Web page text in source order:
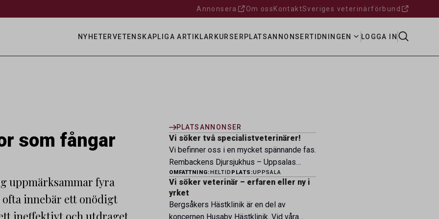
Annonsera Om oss KontaktSveriges veterinärförbund
NYHETERVETENSKAPLIGA ARTIKLAR KURSER PLATSANNONSERTIDNINGEN LOGGA IN
som fångar
uppmärksammar fyra
innebär ett onödigt
ineffektivt och utdraget
PLATSANNONSER
Vi söker två specialistveterinärer!
Vi befinner oss i en mycket spännande fas.
Rembackens Djursjukhus – Uppsalas
ledande djursjukhus – expanderar nu sin
specialistverksamhet och söker
legitimerade veterinärer med
specialistkompetens som vill vara med
OMFATTNING:HELTID PLATS:UPPSALA
Vi söker veterinär – erfaren eller ny i
yrket
Bergsåkers Hästklinik är en del av
koncernen Husaby Hästklinik. Vid våra